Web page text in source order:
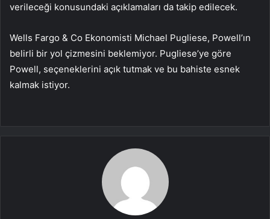
verileceği konusundaki açıklamaları da takip edilecek.
Wells Fargo & Co Ekonomisti Michael Pugliese, Powell’ın
belirli bir yol çizmesini beklemiyor. Pugliese’ye göre
Powell, seçeneklerini açık tutmak ve bu bahiste esnek
kalmak istiyor.